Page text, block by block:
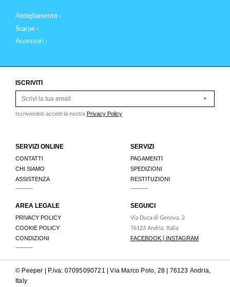
Abbigliamento ›
Scarpe ›
Accessori ›
ISCRIVITI
>
Iscrivendoti accetti la nostra Privacy Policy
SERVIZI ONLINE
CONTATTI
CHI SIAMO
ASSISTENZA
SERVIZI
PAGAMENTI
SPEDIZIONI
RESTITUZIONI
AREA LEGALE
PRIVACY POLICY
COOKIE POLICY
CONDIZIONI
SEGUICI
Via Duca di Genova, 2
76123 Andria, Italia
FACEBOOK INSTAGRAM
© Peeper | P.iva: 07095090721 | Via Marco Polo, 28 | 76123 Andria,
Italy